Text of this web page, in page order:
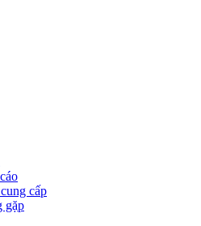
cấp
gặp